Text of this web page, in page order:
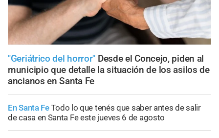
"Geriátrico del horror" Desde el Concejo, piden al
municipio que detalle la situación de los asilos de
ancianos en Santa Fe
En Santa FeTodo lo que tenés que saber antes de salir
de casa en Santa Fe este jueves 6 de agosto